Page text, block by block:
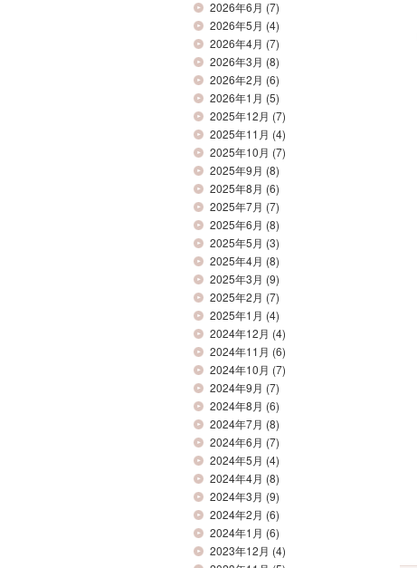
2026年6月 (7)
2026年5月 (4)
2026年4月 (7)
2026年3月 (8)
2026年2月 (6)
2026年1月 (5)
2025年12月 (7)
2025年11月 (4)
2025年10月 (7)
2025年9月 (8)
2025年8月 (6)
2025年7月 (7)
2025年6月 (8)
2025年5月 (3)
2025年4月 (8)
2025年3月 (9)
2025年2月 (7)
2025年1月 (4)
2024年12月 (4)
2024年11月 (6)
2024年10月 (7)
2024年9月 (7)
2024年8月 (6)
2024年7月 (8)
2024年6月 (7)
2024年5月 (4)
2024年4月 (8)
2024年3月 (9)
2024年2月 (6)
2024年1月 (6)
2023年12月 (4)